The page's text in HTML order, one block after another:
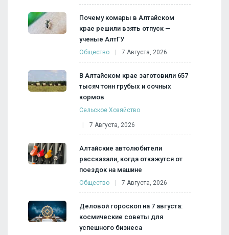
Почему комары в Алтайском
крае решили взять отпуск —
ученые АлтГУ
Общество 7 Августа, 2026
В Алтайском крае заготовили 657
тысяч тонн грубых и сочных
кормов
Сельское Хозяйство
7 Августа, 2026
Алтайские автолюбители
рассказали, когда откажутся от
поездок на машине
Общество 7 Августа, 2026
Деловой гороскоп на 7 августа:
космические советы для
успешного бизнеса